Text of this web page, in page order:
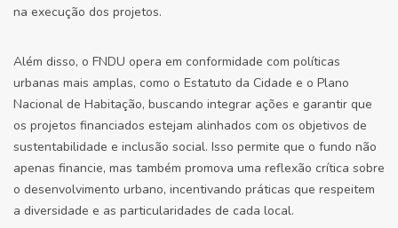
na execução dos projetos.
Além disso, o FNDU opera em conformidade com políticas
urbanas mais amplas, como o Estatuto da Cidade e o Plano
Nacional de Habitação, buscando integrar ações e garantir que
os projetos financiados estejam alinhados com os objetivos de
sustentabilidade e inclusão social. Isso permite que o fundo não
apenas financie, mas também promova uma reflexão crítica sobre
o desenvolvimento urbano, incentivando práticas que respeitem
a diversidade e as particularidades de cada local.